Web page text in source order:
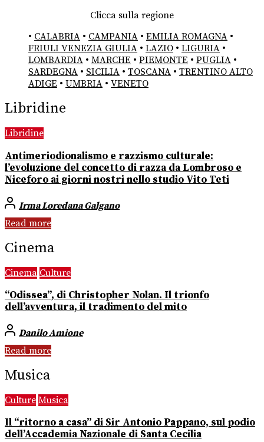
Clicca sulla regione
• CALABRIA • CAMPANIA • EMILIA ROMAGNA •
FRIULI VENEZIA GIULIA • LAZIO • LIGURIA •
LOMBARDIA • MARCHE • PIEMONTE • PUGLIA •
SARDEGNA • SICILIA • TOSCANA • TRENTINO ALTO
ADIGE • UMBRIA • VENETO
Libridine
Libridine
Antimeriodionalismo e razzismo culturale:
l’evoluzione del concetto di razza da Lombroso e
Niceforo ai giorni nostri nello studio Vito Teti
Irma Loredana Galgano
Read more
Cinema
Cinema Culture
“Odissea”, di Christopher Nolan. Il trionfo
dell’avventura, il tradimento del mito
Danilo Amione
Read more
Musica
Culture Musica
Il “ritorno a casa” di Sir Antonio Pappano, sul podio
dell’Accademia Nazionale di Santa Cecilia